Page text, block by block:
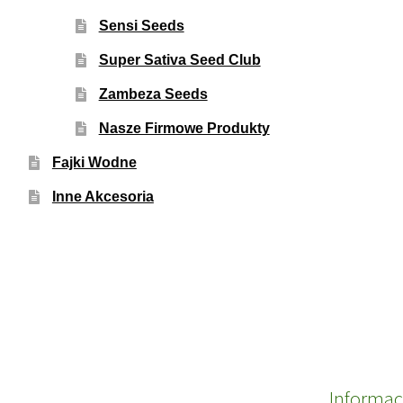
Sensi Seeds
Super Sativa Seed Club
Zambeza Seeds
Nasze Firmowe Produkty
Fajki Wodne
Inne Akcesoria